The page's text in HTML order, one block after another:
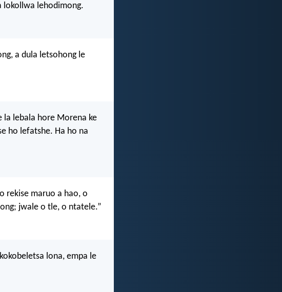
lokollwa lehodimong.
a dula letsohong le
la lebala hore Morena ke
ho lefatshe. Ha ho na
rekise maruo a hao, o
jwale o tle, o ntatele.”
lona, empa le